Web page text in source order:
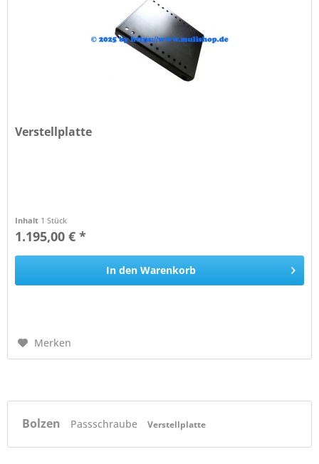
Verstellplatte
Inhalt 1 Stück
1.195,00 € *
In den Warenkorb
Merken
Bolzen Passschraube Verstellplatte